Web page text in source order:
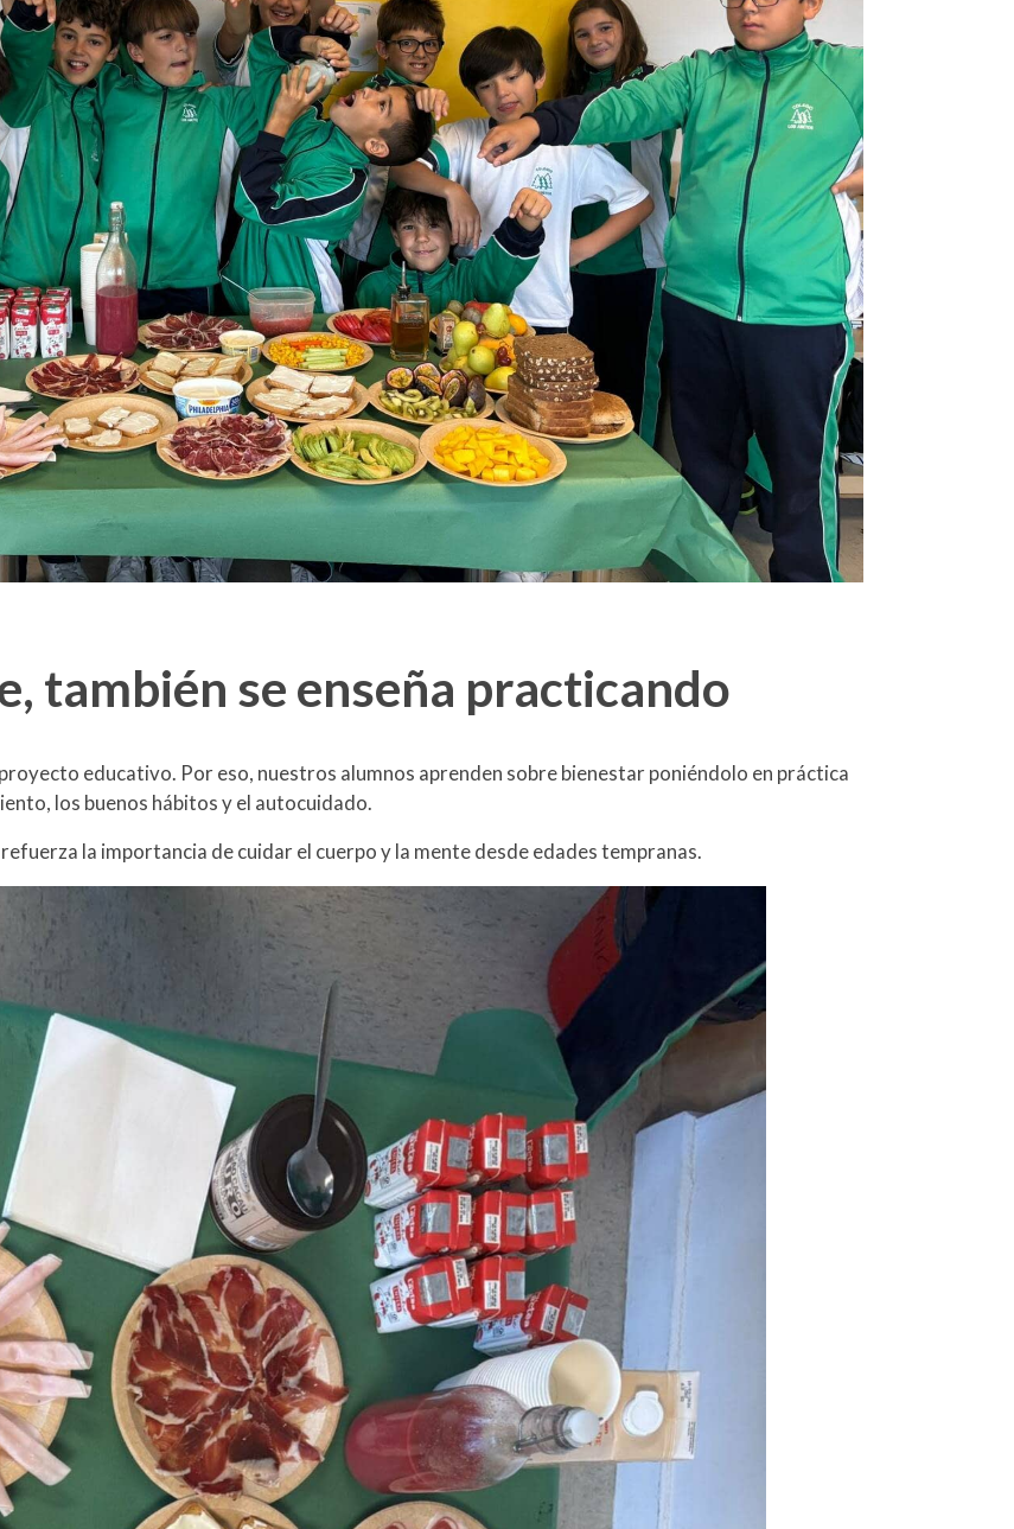
también se enseña practicando
educativo. Por eso, nuestros alumnos aprenden sobre bienestar poniéndolo en práctica
los buenos hábitos y el autocuidado.
la importancia de cuidar el cuerpo y la mente desde edades tempranas.